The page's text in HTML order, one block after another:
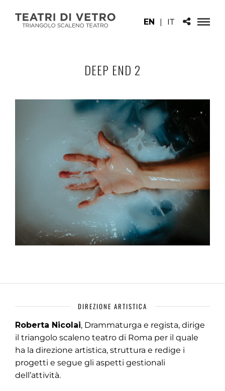
EN | IT
DEEP END 2
DIREZIONE ARTISTICA
Roberta Nicolai, Drammaturga e regista, dirige
il triangolo scaleno teatro di Roma per il quale
ha la direzione artistica, struttura e redige i
progetti e segue gli aspetti gestionali
dell’attività.